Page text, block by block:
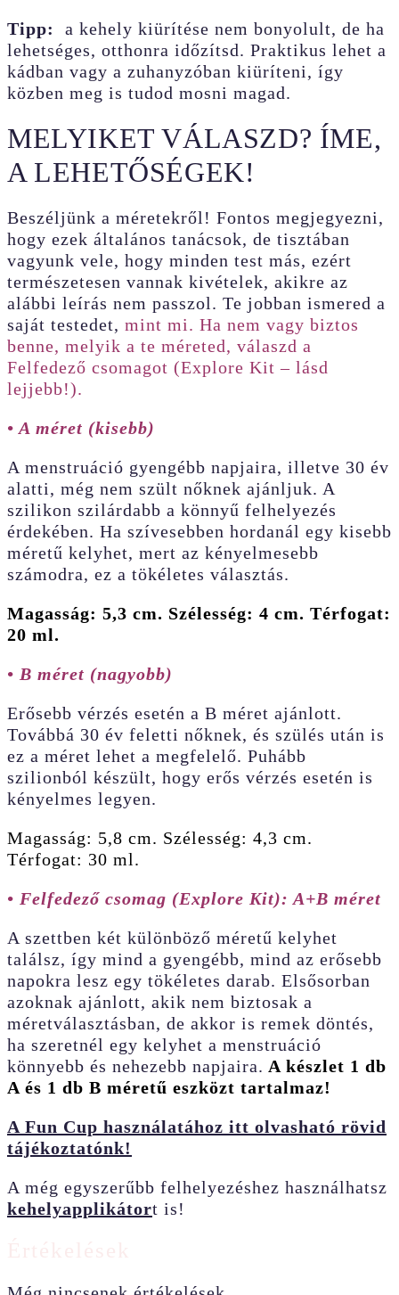
Tipp:
a kehely kiürítése nem bonyolult, de ha
lehetséges, otthonra időzítsd. Praktikus lehet a
kádban vagy a zuhanyzóban kiüríteni, így
közben meg is tudod mosni magad.
MELYIKET VÁLASZD? ÍME,
A LEHETŐSÉGEK!
Beszéljünk a méretekről! Fontos megjegyezni,
hogy ezek általános tanácsok, de tisztában
vagyunk vele, hogy minden test más, ezért
természetesen vannak kivételek, akikre az
alábbi leírás nem passzol. Te jobban ismered a
saját testedet, mint mi. Ha nem vagy biztos
benne, melyik a te méreted, válaszd a
Felfedező csomagot (Explore Kit – lásd
lejjebb!).
• A méret (kisebb)
A menstruáció gyengébb napjaira, illetve 30 év
alatti, még nem szült nőknek ajánljuk. A
szilikon szilárdabb a könnyű felhelyezés
érdekében. Ha szívesebben hordanál egy kisebb
méretű kelyhet, mert az kényelmesebb
számodra, ez a tökéletes választás.
Magasság: 5,3 cm. Szélesség: 4 cm. Térfogat:
20 ml.
• B méret (nagyobb)
Erősebb vérzés esetén a B méret ajánlott.
Továbbá 30 év feletti nőknek, és szülés után is
ez a méret lehet a megfelelő. Puhább
szilionból készült, hogy erős vérzés esetén is
kényelmes legyen.
Magasság: 5,8 cm. Szélesség: 4,3 cm.
Térfogat: 30 ml.
• Felfedező csomag (Explore Kit): A+B méret
A szettben két különböző méretű kelyhet
találsz, így mind a gyengébb, mind az erősebb
napokra lesz egy tökéletes darab. Elsősorban
azoknak ajánlott, akik nem biztosak a
méretválasztásban, de akkor is remek döntés,
ha szeretnél egy kelyhet a menstruáció
könnyebb és nehezebb napjaira. A készlet 1 db
A és 1 db B méretű eszközt tartalmaz!
A Fun Cup használatához itt olvasható rövid
tájékoztatónk!
A még egyszerűbb felhelyezéshez használhatsz
kehelyapplikátort is!